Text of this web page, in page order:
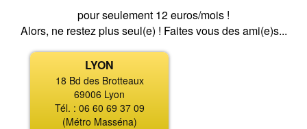
pour seulement 12 euros/mois !
Alors, ne restez plus seul(e) ! Faites vous des ami(e)s...
LYON
18 Bd des Brotteaux
69006 Lyon
Tél. : 06 60 69 37 09
(Métro Masséna)